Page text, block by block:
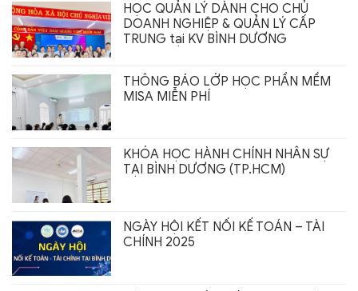
HỌC QUẢN LÝ DÀNH CHO CHỦ
DOANH NGHIỆP & QUẢN LÝ CẤP
TRUNG tại KV BÌNH DƯƠNG
THÔNG BÁO LỚP HỌC PHẦN MỀM
MISA MIỄN PHÍ
KHÓA HỌC HÀNH CHÍNH NHÂN SỰ
TẠI BÌNH DƯƠNG (TP.HCM)
NGÀY HỘI KẾT NỐI KẾ TOÁN – TÀI
CHÍNH 2025